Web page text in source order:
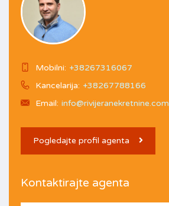
Mobilni: +38267316067
Kancelarija: +38267788166
Email: info@rivijeranekretnine.com
Pogledajte profil agenta
Kontaktirajte agenta